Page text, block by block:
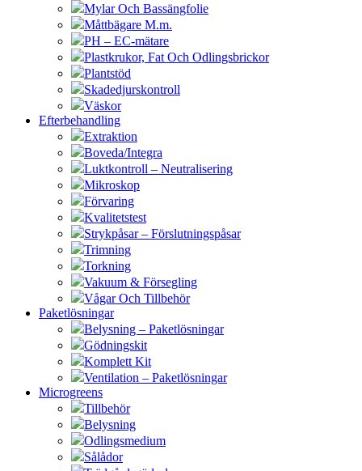
Mylar Och Bassängfolie
Måttbägare M.m.
PH – EC-mätare
Plastkrukor, Fat Och Odlingsbrickor
Plantstöd
Skadedjurskontroll
Väskor
Efterbehandling
Extraktion
Boveda/Integra
Luktkontroll – Neutralisering
Mikroskop
Förvaring
Kvalitetstest
Strykpåsar – Förslutningspåsar
Trimning
Torkning
Vakuum & Försegling
Vågar Och Tillbehör
Paketlösningar
Belysning – Paketlösningar
Gödningskit
Komplett Kit
Ventilation – Paketlösningar
Microgreens
Tillbehör
Belysning
Odlingsmedium
Sålådor